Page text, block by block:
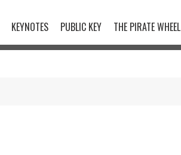
KEYNOTES PUBLIC KEY THE PIRATE WHEEL